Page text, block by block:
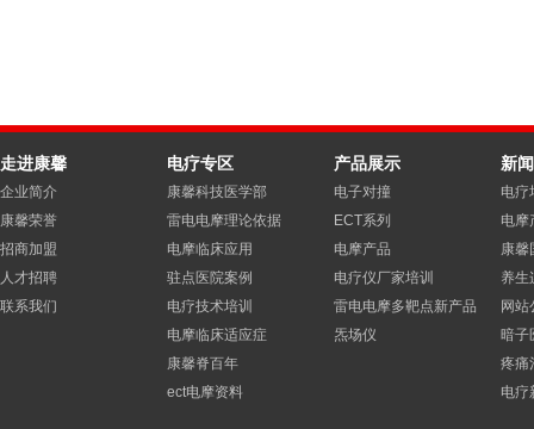
走进康馨
企业简介
康馨荣誉
招商加盟
人才招聘
联系我们
电疗专区
康馨科技医学部
雷电电摩理论依据
电摩临床应用
驻点医院案例
电疗技术培训
电摩临床适应症
康馨脊百年
ect电摩资料
产品展示
电子对撞
ECT系列
电摩产品
电疗仪厂家培训
雷电电摩多靶点新产品
炁场仪
新
电疗
电摩
康馨
养生
网站
暗子
疼痛
电疗